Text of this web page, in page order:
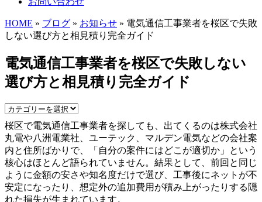
HOME » ブログ » お知らせ » 電気通信工事業者を桜区で失敗
しない選び方と相見積り完全ガイド
電気通信工事業者を桜区で失敗しない
選び方と相見積り完全ガイド
桜区で電気通信工事業者を探しても、出てくるのは株式会社
丸電や八洲電業社、ユーテック、マルデン電気などの会社案
内と住所ばかりで、「自分の案件にはどこが適切か」という
核心はほとんど語られていません。結果として、前回と同じ
ように金額の安さや知名度だけで選び、工事後にネットが不
安定になったり、想定外の追加費用が積み上がったりする隠
れた損失が生まれています。